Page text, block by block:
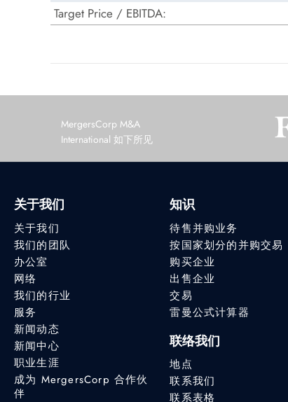
Target Price / EBITDA:
MergersCorp M&A
International 如下所见
关于我们
关于我们
我们的团队
办公室
网络
我们的行业
服务
新闻动态
新闻中心
职业生涯
成为 MergersCorp 合作伙
伴
知识
待售并购业务
按国家划分的并购交易
购买企业
出售企业
交易
雷曼公式计算器
联络我们
地点
联系我们
联系表格